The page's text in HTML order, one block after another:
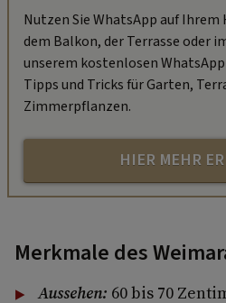
Nutzen Sie WhatsApp auf Ihrem
dem Balkon, der Terrasse oder
unserem kostenlosen
Tipps und Tricks für Garten,
Zimmerpflanzen.
HIER MEHR
Merkmale des
Aussehen: 60 bis 70